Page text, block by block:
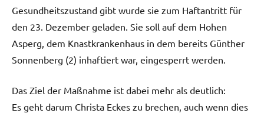
Gesundheitszustand gibt wurde sie zum Haftantritt für
den 23. Dezember geladen. Sie soll auf dem Hohen
Asperg, dem Knastkrankenhaus in dem bereits Günther
Sonnenberg (2) inhaftiert war, eingesperrt werden.
Das Ziel der Maßnahme ist dabei mehr als deutlich:
Es geht darum Christa Eckes zu brechen, auch wenn dies